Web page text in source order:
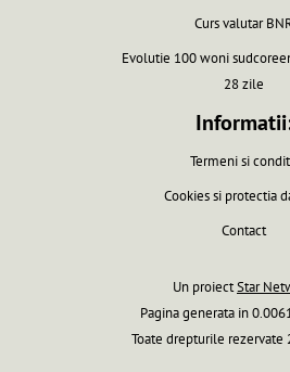
Curs valutar
Evolutie 100 woni
28 zile
Termeni si
Cookies si protectia
Contact
Un proiectStar
Pagina generata in
Toate drepturile rezervate